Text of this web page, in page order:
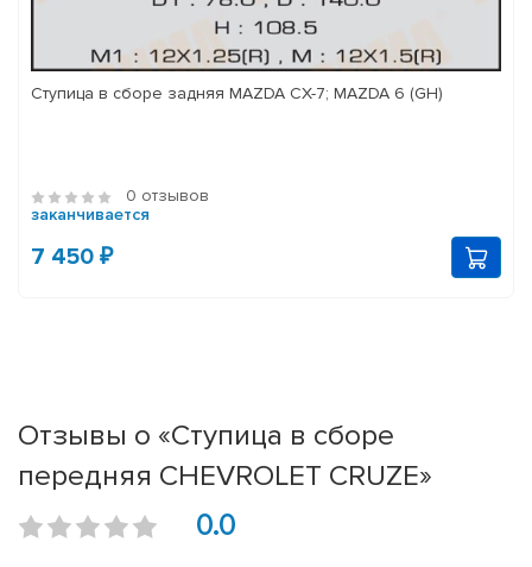
Ступица в сборе задняя MAZDA CX-7; MAZDA 6 (GH)
0 отзывов
заканчивается
7 450 ₽
Отзывы о «Ступица в сборе
передняя CHEVROLET CRUZE»
0.0